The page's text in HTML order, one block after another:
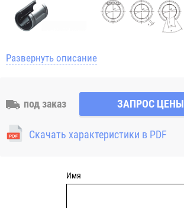
Развернуть описание
под заказ ЗАПРОС ЦЕНЫ
Скачать характеристики в PDF
Имя